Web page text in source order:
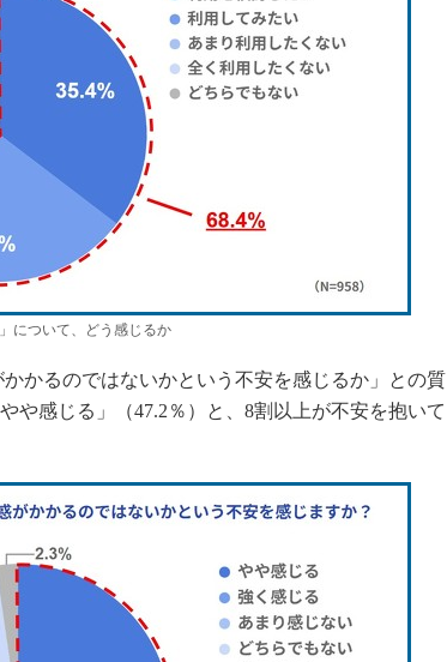
について、どう感じるか
かるのではないかという不安を感じるか」との質
や感じる」（47.2％）と、8割以上が不安を抱いて